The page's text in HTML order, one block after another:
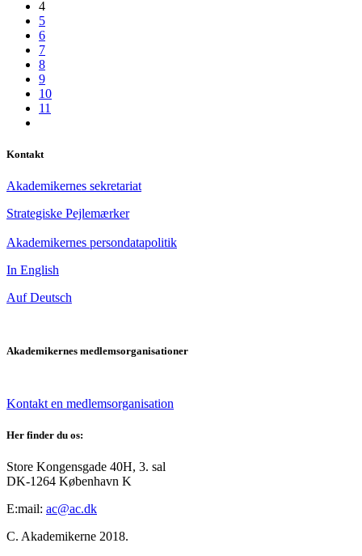
4
5
6
7
8
9
10
11
Kontakt
Akademikernes sekretariat
Strategiske Pejlemærker
Akademikernes persondatapolitik
In English
Auf Deutsch
Akademikernes medlemsorganisationer
Kontakt en medlemsorganisation
Her finder du os:
Store Kongensgade 40H, 3. sal
DK-1264 København K
E:mail: ac@ac.dk
C. Akademikerne 2018.